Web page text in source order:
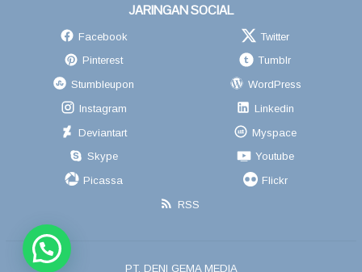
JARINGAN SOCIAL
Facebook
Twitter
Pinterest
Tumblr
Stumbleupon
WordPress
Instagram
Linkedin
Deviantart
Myspace
Skype
Youtube
Picassa
Flickr
RSS
PT. DENI GEMA MEDIA